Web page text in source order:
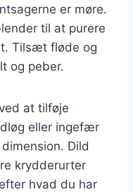
er møre.
til at purere
Tilsæt fløde og
og peber.
at tilføje
eller ingefær
Dild
krydderurter
hvad du har